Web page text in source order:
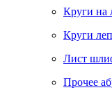
Круги на
Круги
Лист
Прочее